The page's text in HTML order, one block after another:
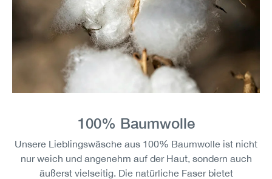
100% Baumwolle
Unsere Lieblingswäsche aus 100% Baumwolle ist nicht
nur weich und angenehm auf der Haut, sondern auch
äußerst vielseitig. Die natürliche Faser bietet